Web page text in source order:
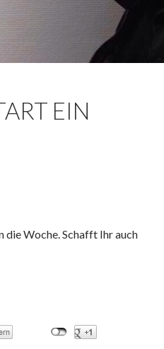
EIN
die Woche. Schafft Ihr auch